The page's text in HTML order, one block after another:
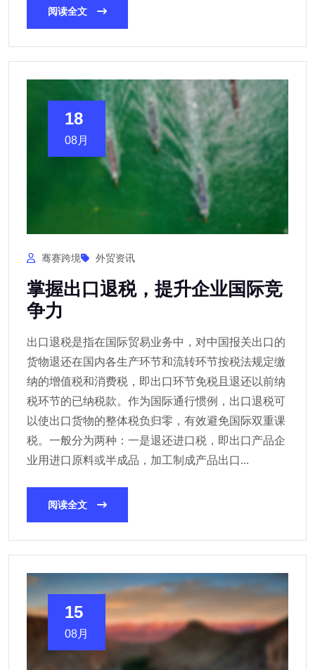
阅读全文
18
08月
骞赛跨境 外贸资讯
掌握出口退税，提升企业国际竞
争力
出口退税是指在国际贸易业务中，对中国报关出口的
货物退还在国内各生产环节和流转环节按税法规定缴
纳的增值税和消费税，即出口环节免税且退还以前纳
税环节的已纳税款。作为国际通行惯例，出口退税可
以使出口货物的整体税负归零，有效避免国际双重课
税。一般分为两种：一是退还进口税，即出口产品企
业用进口原料或半成品，加工制成产品出口...
阅读全文
15
08月